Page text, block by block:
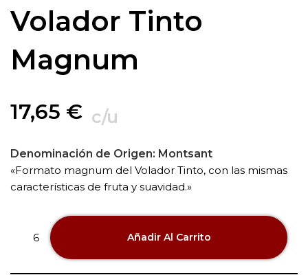
Volador Tinto
Magnum
17,65 € c/u
Denominación de Origen: Montsant
«Formato magnum del Volador Tinto, con las mismas
características de fruta y suavidad.»
Añadir Al Carrito